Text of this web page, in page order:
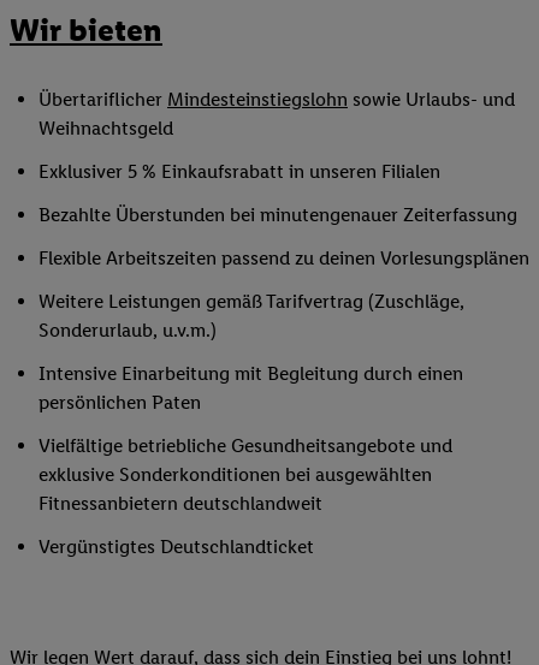
Wir bieten
Übertariflicher Mindesteinstiegslohn sowie Urlaubs- und
Weihnachtsgeld
Exklusiver 5 % Einkaufsrabatt in unseren Filialen
Bezahlte Überstunden bei minutengenauer Zeiterfassung
Flexible Arbeitszeiten passend zu deinen Vorlesungsplänen
Weitere Leistungen gemäß Tarifvertrag (Zuschläge,
Sonderurlaub, u.v.m.)
Intensive Einarbeitung mit Begleitung durch einen
persönlichen Paten
Vielfältige betriebliche Gesundheitsangebote und
exklusive Sonderkonditionen bei ausgewählten
Fitnessanbietern deutschlandweit
Vergünstigtes Deutschlandticket
Wir legen Wert darauf, dass sich dein Einstieg bei uns lohnt!